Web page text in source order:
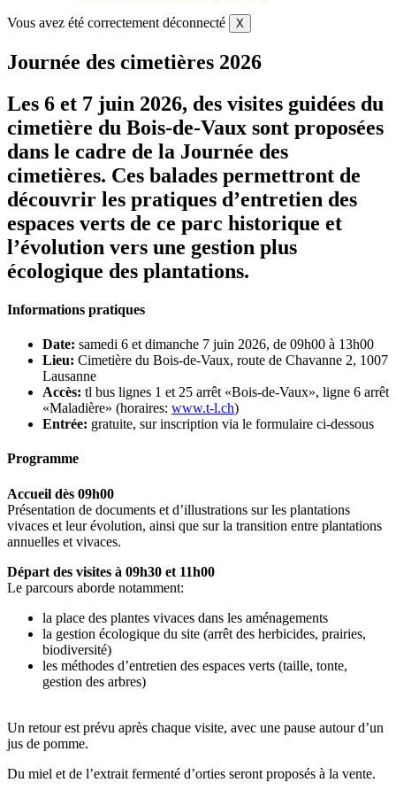
Vous avez été correctement déconnecté X
Journée des cimetières 2026
Les 6 et 7 juin 2026, des visites guidées du
cimetière du Bois-de-Vaux sont proposées
dans le cadre de la Journée des
cimetières. Ces balades permettront de
découvrir les pratiques d’entretien des
espaces verts de ce parc historique et
l’évolution vers une gestion plus
écologique des plantations.
Informations pratiques
Date: samedi 6 et dimanche 7 juin 2026, de 09h00 à 13h00
Lieu: Cimetière du Bois-de-Vaux, route de Chavanne 2, 1007
Lausanne
Accès: tl bus lignes 1 et 25 arrêt «Bois-de-Vaux», ligne 6 arrêt
«Maladière» (horaires: www.t-l.ch)
Entrée: gratuite, sur inscription via le formulaire ci-dessous
Programme
Accueil dès 09h00
Présentation de documents et d’illustrations sur les plantations
vivaces et leur évolution, ainsi que sur la transition entre plantations
annuelles et vivaces.
Départ des visites à 09h30 et 11h00
Le parcours aborde notamment:
la place des plantes vivaces dans les aménagements
la gestion écologique du site (arrêt des herbicides, prairies,
biodiversité)
les méthodes d’entretien des espaces verts (taille, tonte,
gestion des arbres)
Un retour est prévu après chaque visite, avec une pause autour d’un
jus de pomme.
Du miel et de l’extrait fermenté d’orties seront proposés à la vente.